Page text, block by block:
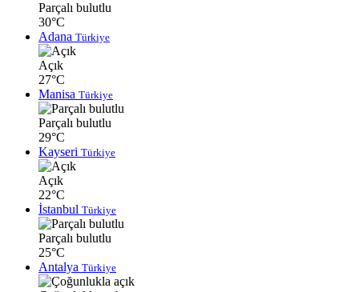
Parçalı bulutlu
30°C
Adana Türkiye
Açık
27°C
Manisa Türkiye
Parçalı bulutlu
29°C
Kayseri Türkiye
Açık
22°C
İstanbul Türkiye
Parçalı bulutlu
25°C
Antalya Türkiye